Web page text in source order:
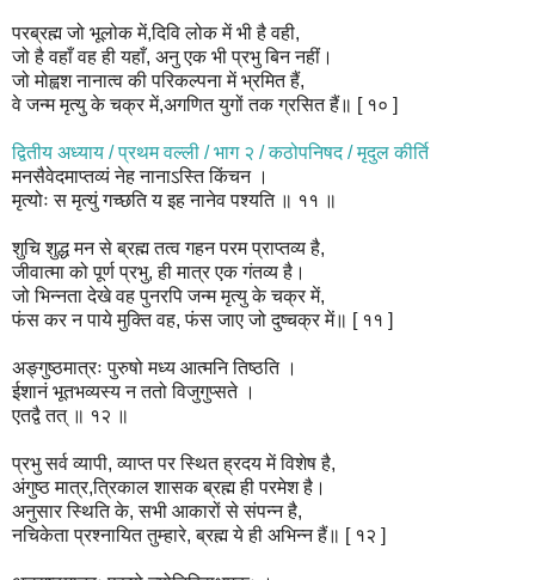
परब्रह्म जो भूलोक में,दिवि लोक में भी है वही,
जो है वहाँ वह ही यहाँ, अनु एक भी प्रभु बिन नहीं।
जो मोह्वश नानात्व की परिकल्पना में भ्रमित हैं,
वे जन्म मृत्यु के चक्र में,अगणित युगों तक ग्रसित हैं॥ [ १० ]
द्वितीय अध्याय / प्रथम वल्ली / भाग २ / कठोपनिषद / मृदुल कीर्ति
मनसैवेदमाप्तव्यं नेह नानाऽस्ति किंचन ।
मृत्योः स मृत्युं गच्छति य इह नानेव पश्यति ॥ ११ ॥
शुचि शुद्ध मन से ब्रह्म तत्व गहन परम प्राप्तव्य है,
जीवात्मा को पूर्ण प्रभु, ही मात्र एक गंतव्य है।
जो भिन्नता देखे वह पुनरपि जन्म मृत्यु के चक्र में,
फंस कर न पाये मुक्ति वह, फंस जाए जो दुष्चक्र में॥ [ ११ ]
अङ्गुष्ठमात्रः पुरुषो मध्य आत्मनि तिष्ठति ।
ईशानं भूतभव्यस्य न ततो विजुगुप्सते ।
एतद्वै तत् ॥ १२ ॥
प्रभु सर्व व्यापी, व्याप्त पर स्थित ह्रदय में विशेष है,
अंगुष्ठ मात्र,त्रिकाल शासक ब्रह्म ही परमेश है।
अनुसार स्थिति के, सभी आकारों से संपन्न है,
नचिकेता प्रश्नायित तुम्हारे, ब्रह्म ये ही अभिन्न हैं॥ [ १२ ]